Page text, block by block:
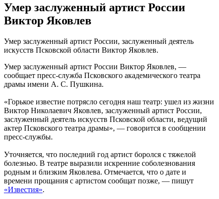
Умер заслуженный артист России
Виктор Яковлев
Умер заслуженный артист России, заслуженный деятель
искусств Псковской области Виктор Яковлев.
Умер заслуженный артист России Виктор Яковлев, —
сообщает пресс-служба Псковского академического театра
драмы имени А. С. Пушкина.
«Горькое известие потрясло сегодня наш театр: ушел из жизни
Виктор Николаевич Яковлев, заслуженный артист России,
заслуженный деятель искусств Псковской области, ведущий
актер Псковского театра драмы», — говорится в сообщении
пресс-службы.
Уточняется, что последний год артист боролся с тяжелой
болезнью. В театре выразили искренние соболезнования
родным и близким Яковлева. Отмечается, что о дате и
времени прощания с артистом сообщат позже, — пишут
«Известия».